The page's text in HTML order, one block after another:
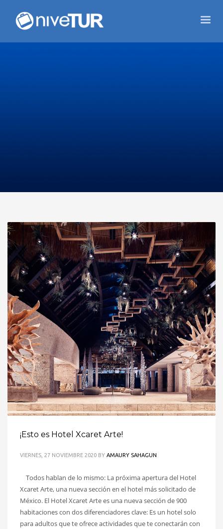
¡Esto es Hotel Xcaret Arte!
VIERNES, 27 NOVIEMBRE 2020 BY AMAURY SAHAGUN
Todos hablan de lo mismo: La próxima apertura del Hotel
Xcaret Arte, una nueva sección en el hotel más solicitado de
México. El Hotel Xcaret Arte es una nueva sección de 900
habitaciones con dos diferenciadores clave: Es un hotel solo
para adultos que te ofrece actividades que te conectarán con